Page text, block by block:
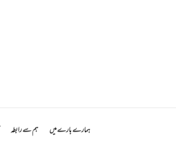
ہمارے بارے میں ہم سے رابطہ